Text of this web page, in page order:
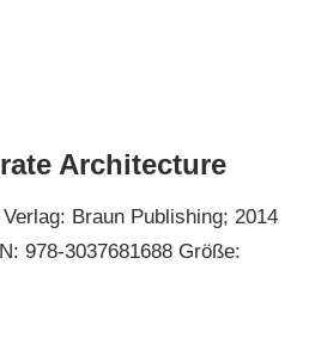
Architecture
Braun Publishing; 2014
978-3037681688 Größe: